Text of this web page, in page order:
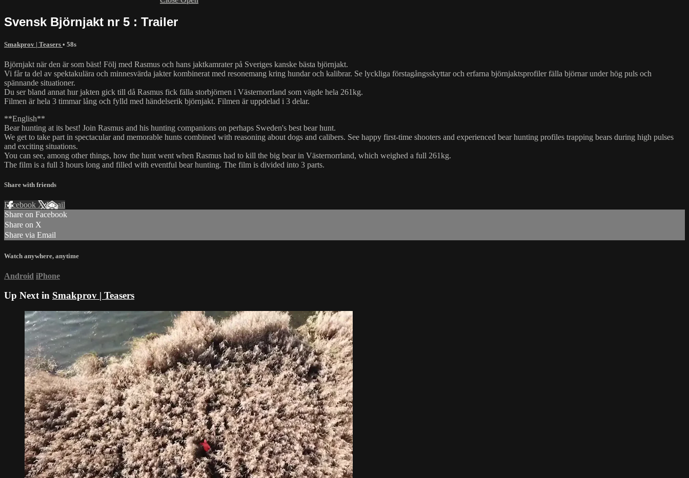
Svensk Björnjakt nr 5 : Trailer
Smakprov | Teasers • 58s
Björnjakt när den är som bäst! Följ med Rasmus och hans jaktkamrater på Sveriges kanske bästa björnjakt.
Vi får ta del av spektakulära och minnesvärda jakter kombinerat med resonemang kring hundar och kalibrar. Se lyckliga förstagångsskyttar och erfarna björnjaktsprofiler fälla björnar under hög puls och
spännande situationer.
Du ser bland annat hur jakten gick till då Rasmus fick fälla storbjörnen i Västernorrland som vägde hela 261kg.
Filmen är hela 3 timmar lång och fylld med händelserik björnjakt. Filmen är uppdelad i 3 delar.
**English**
Bear hunting at its best! Join Rasmus and his hunting companions on perhaps Sweden's best bear hunt.
We get to take part in spectacular and memorable hunts combined with reasoning about dogs and calibers. See happy first-time shooters and experienced bear hunting profiles trapping bears during high pulses
and exciting situations.
You can see, among other things, how the hunt went when Rasmus had to kill the big bear in Västernorrland, which weighed a full 261kg.
The film is a full 3 hours long and filled with eventful bear hunting. The film is divided into 3 parts.
Share with friends
Facebook XEmail
Share on Facebook
Share on X
Share via Email
Watch anywhere, anytime
Android iPhone
Up Next in Smakprov | Teasers